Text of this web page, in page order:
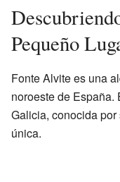
Pequeño
Fonte Alvite es una
noroeste de España.
Galicia, conocida
única.